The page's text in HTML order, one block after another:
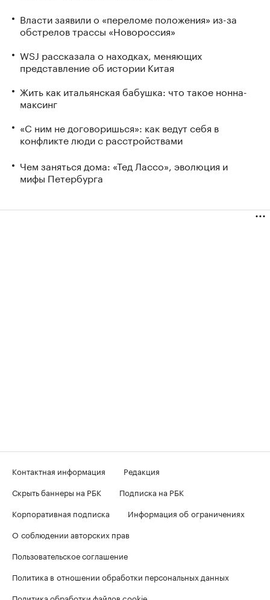
Власти заявили о «переломе положения» из-за
обстрелов трассы «Новороссия»
WSJ рассказала о находках, меняющих
представление об истории Китая
Жить как итальянская бабушка: что такое нонна-
максинг
«С ним не договоришься»: как ведут себя в
конфликте люди с расстройствами
Чем заняться дома: «Тед Лассо», эволюция и
мифы Петербурга
Контактная информация
Редакция
Скрыть баннеры на РБК
Подписка на РБК
Корпоративная подписка
Информация об ограничениях
О соблюдении авторских прав
Пользовательское соглашение
Политика в отношении обработки персональных данных